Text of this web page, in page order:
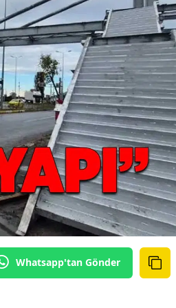
Whatsapp'tan Gönder